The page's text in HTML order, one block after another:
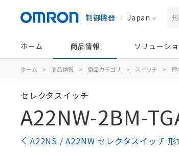
制御機器 Japan
ホーム 商品情報 ソリューシ
ホーム > 商品情報 > 商品カテゴリ > スイッチ > 押
セレクタスイッチ
A22NW-2BM-
A22NS / A22NW セレクタスイッチ